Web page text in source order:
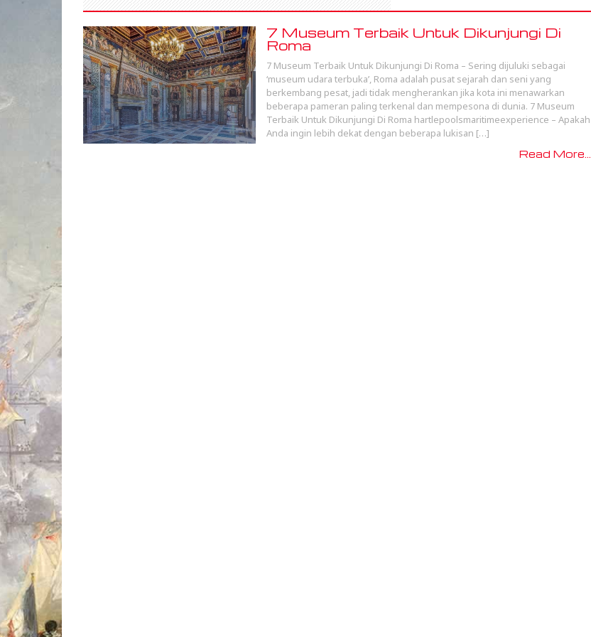
7 Museum Terbaik Untuk Dikunjungi Di
Roma
7 Museum Terbaik Untuk Dikunjungi Di Roma – Sering dijuluki sebagai
‘museum udara terbuka’, Roma adalah pusat sejarah dan seni yang
berkembang pesat, jadi tidak mengherankan jika kota ini menawarkan
beberapa pameran paling terkenal dan mempesona di dunia. 7 Museum
Terbaik Untuk Dikunjungi Di Roma hartlepoolsmaritimeexperience – Apakah
Anda ingin lebih dekat dengan beberapa lukisan […]
Read More...